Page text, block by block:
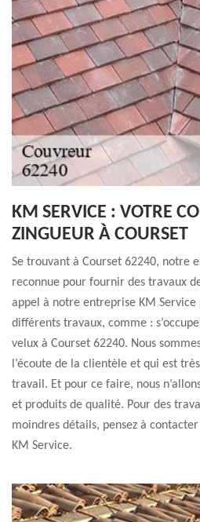
KM SERVICE : VOTRE
ZINGUEUR À COURSET
Se trouvant à Courset 62240, notre
reconnue pour fournir des travaux
appel à notre entreprise KM Service
différents travaux, comme :
velux à Courset 62240. Nous
l’écoute de la clientèle et qui est
travail. Et pour ce faire, nous
et produits de qualité. Pour des
moindres détails, pensez à
KM Service.